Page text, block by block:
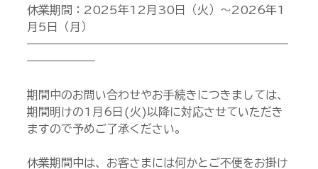
休業期間：2025年12月30日（火）～2026年1
月5日（月）
―――――――――――――――――――――――
――――――
期間中のお問い合わせやお手続きにつきましては、
期間明けの1月6日(火)以降に対応させていただき
ますので予めご了承ください。
休業期間中は、お客さまには何かとご不便をお掛け